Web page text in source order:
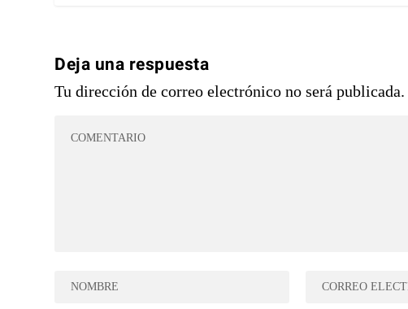
Deja una respuesta
Tu dirección de correo electrónico no será publicada.